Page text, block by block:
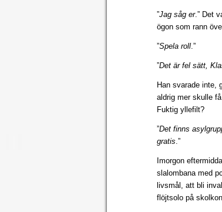
”Jag såg er.” Det
ögon som rann
”Spela roll.”
”Det är fel sätt,
Han svarade inte,
aldrig mer skulle
Fuktig yllefilt?
”Det finns
gratis.”
Imorgon
slalombana med
livsmål, att bli
flöjtsolo på